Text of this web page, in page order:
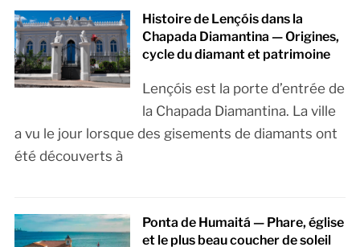
Histoire de Lençóis dans la
Chapada Diamantina — Origines,
cycle du diamant et patrimoine
Lençóis est la porte d’entrée de
la Chapada Diamantina. La ville
a vu le jour lorsque des gisements de diamants ont
été découverts à
Ponta de Humaitá — Phare, église
et le plus beau coucher de soleil